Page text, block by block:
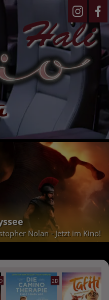
Nolan - Jetzt im Kino!
2D